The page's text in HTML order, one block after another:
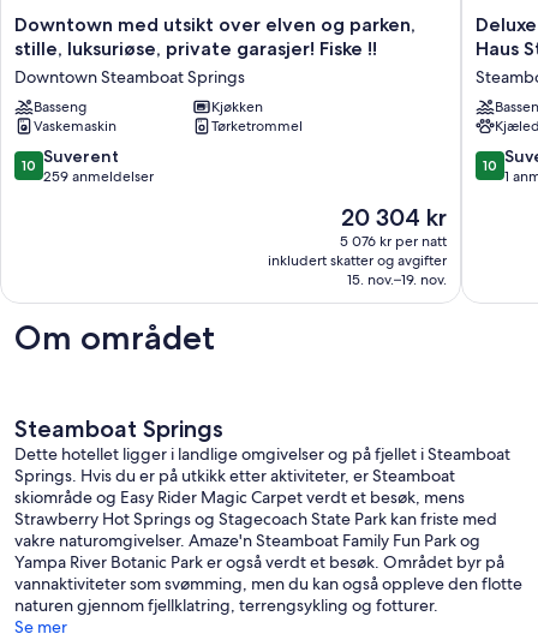
Downtown
med
over
elven
og
parken,
stille,
Downtown
Steamboat
Springs
Downtown med utsikt over elven og parken,
stille, luksuriøse, private garasjer! Fiske !!
Downtown Steamboat Springs
Basseng
Kjøkken
Vaskemaskin
Tørketrommel
10.0
av
10 Suverent
259 anmeldelser
Prisen
er
20 304 kr
20 304 kr
5 076 kr per natt
inkludert skatter og avgifter
15. nov.–19. nov.
Deluxe
Two
|
Two
Queen
at
Gravity
Haus
10.0
av
10
1
Om området
Steamboat Springs
Dette hotellet ligger i landlige omgivelser og på fjellet i Steamboat
Springs. Hvis du er på utkikk etter aktiviteter, er Steamboat
skiområde og Easy Rider Magic Carpet verdt et besøk, mens
Strawberry Hot Springs og Stagecoach State Park kan friste med
vakre naturomgivelser. Amaze'n Steamboat Family Fun Park og
Yampa River Botanic Park er også verdt et besøk. Området byr på
vannaktiviteter som svømming, men du kan også oppleve den flotte
naturen gjennom fjellklatring, terrengsykling og fotturer.
Se mer